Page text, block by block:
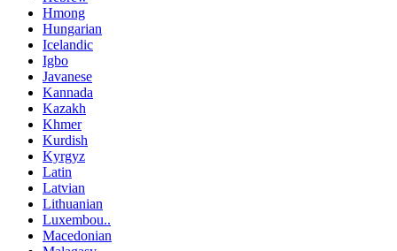
Hmong
Hungarian
Icelandic
Igbo
Javanese
Kannada
Kazakh
Khmer
Kurdish
Kyrgyz
Latin
Latvian
Lithuanian
Luxembou..
Macedonian